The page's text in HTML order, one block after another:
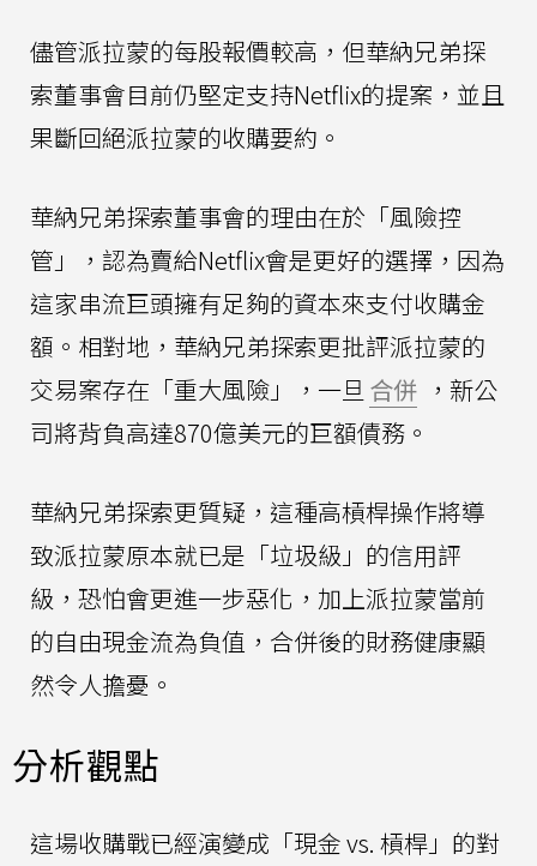
儘管派拉蒙的每股報價較高，但華納兄弟探
索董事會目前仍堅定支持Netflix的提案，並且
果斷回絕派拉蒙的收購要約。
華納兄弟探索董事會的理由在於「風險控
管」，認為賣給Netflix會是更好的選擇，因為
這家串流巨頭擁有足夠的資本來支付收購金
額。相對地，華納兄弟探索更批評派拉蒙的
交易案存在「重大風險」，一旦 合併 ，新公
司將背負高達870億美元的巨額債務。
華納兄弟探索更質疑，這種高槓桿操作將導
致派拉蒙原本就已是「垃圾級」的信用評
級，恐怕會更進一步惡化，加上派拉蒙當前
的自由現金流為負值，合併後的財務健康顯
然令人擔憂。
分析觀點
這場收購戰已經演變成「現金 vs. 槓桿」的對